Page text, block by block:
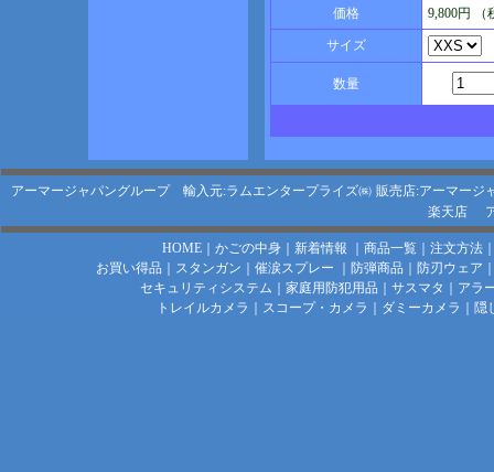
価格 9,800円 （
サイズ
数量
アーマージャパングループ 輸入元:ラムエンタープライズ㈱ 販売店:アーマージ
楽天店
HOME｜ かごの中身｜ 新着情報 商品一覧｜ 注文方法
お買い得品
スタンガン 催涙スプレー 防弾商品 防刃ウェア
セキュリティシステム
家庭用防犯用品 サスマタ
アラ
トレイルカメラ
スコープ・カメラ ダミーカメラ 隠